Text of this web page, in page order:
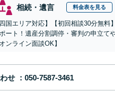
相続・遺言 料金表を見る
四国エリア対応】【初回相談30分無
ート！遺産分割調停・審判の申立て
オンライン面談OK】
せ